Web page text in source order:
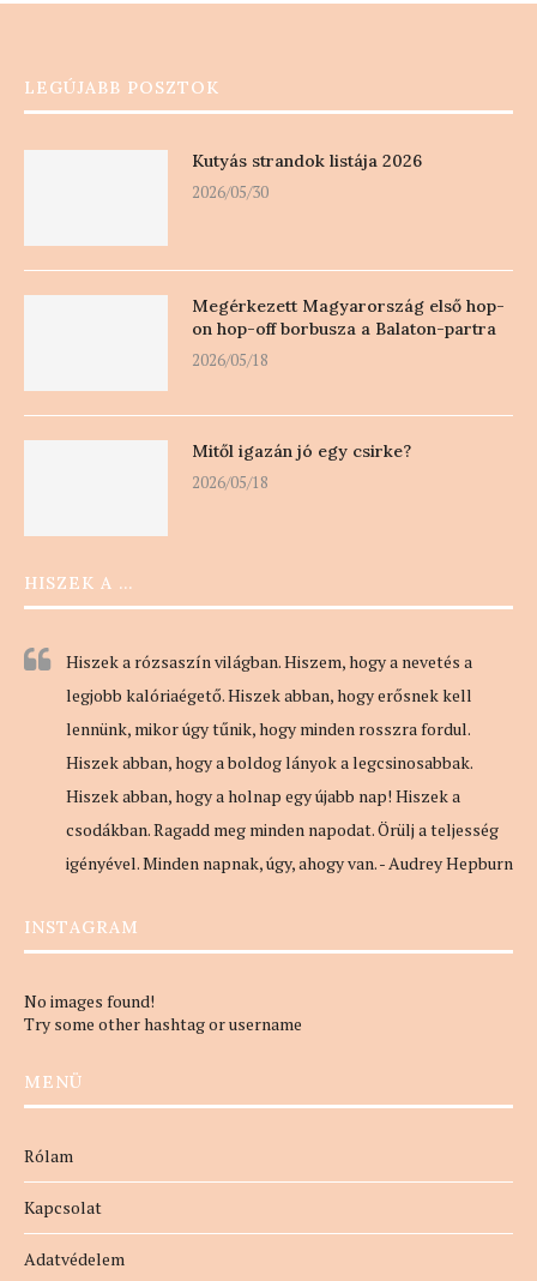
LEGÚJABB POSZTOK
Kutyás strandok listája 2026
2026/05/30
Megérkezett Magyarország első hop-
on hop-off borbusza a Balaton-partra
2026/05/18
Mitől igazán jó egy csirke?
2026/05/18
HISZEK A …
Hiszek a rózsaszín világban. Hiszem, hogy a nevetés a
legjobb kalóriaégető. Hiszek abban, hogy erősnek kell
lennünk, mikor úgy tűnik, hogy minden rosszra fordul.
Hiszek abban, hogy a boldog lányok a legcsinosabbak.
Hiszek abban, hogy a holnap egy újabb nap! Hiszek a
csodákban. Ragadd meg minden napodat. Örülj a teljesség
igényével. Minden napnak, úgy, ahogy van. - Audrey Hepburn
INSTAGRAM
No images found!
Try some other hashtag or username
MENÜ
Rólam
Kapcsolat
Adatvédelem